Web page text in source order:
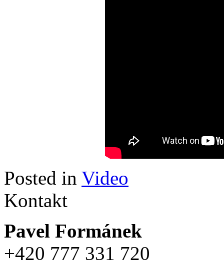
Posted in Video
Kontakt
Pavel Formánek
+420 777 331 720